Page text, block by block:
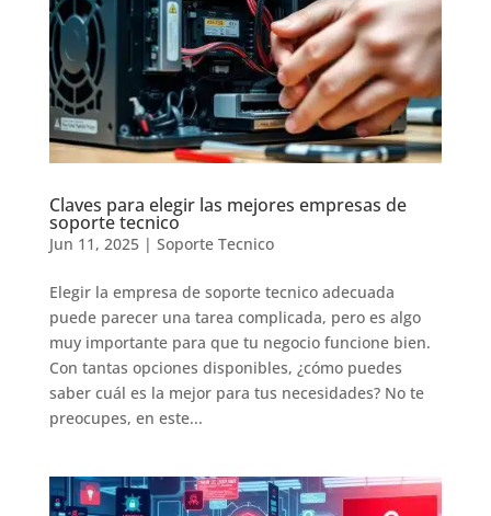
Claves para elegir las mejores empresas de
soporte tecnico
Jun 11, 2025| Soporte Tecnico
Elegir la empresa de soporte tecnico adecuada
puede parecer una tarea complicada, pero es algo
muy importante para que tu negocio funcione bien.
Con tantas opciones disponibles, ¿cómo puedes
saber cuál es la mejor para tus necesidades? No te
preocupes, en este...